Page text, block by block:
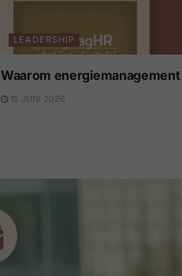
LEADERSHIP
Waarom
15 JUNI 2026